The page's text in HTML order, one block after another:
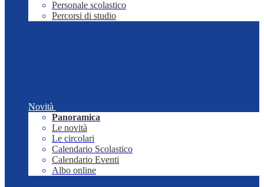
Personale scolastico
Percorsi di studio
Novità
Panoramica
Le novità
Le circolari
Calendario Scolastico
Calendario Eventi
Albo online